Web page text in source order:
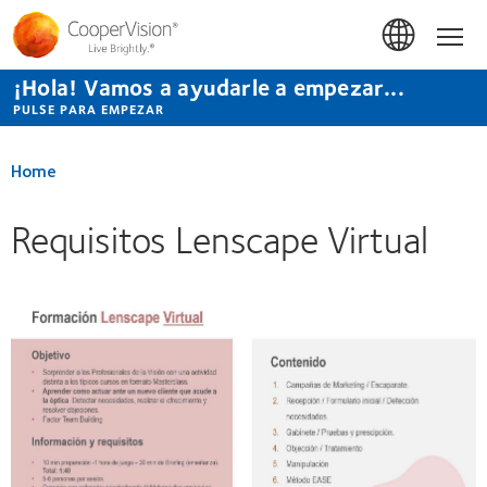
Pasar
contenido
principal
¡Hola! Vamos a ayudarle a empezar...
PULSE PARA EMPEZAR
Home
Requisitos Lenscape Virtual